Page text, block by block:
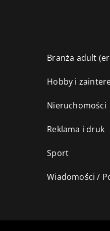
Branża adult
Hobby i
Nieruchomości
Reklama i druk
Sport
Wiadomości /